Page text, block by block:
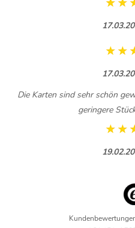
Die Karten sind sehr schön
geringere